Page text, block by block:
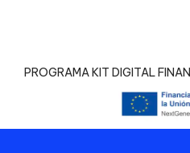
PROGRAMA KIT DIGITAL